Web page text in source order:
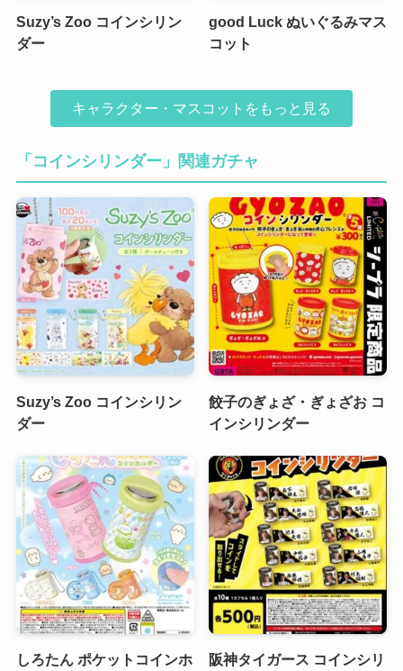
Suzy’s Zoo コインシリン
ダー
good Luck ぬいぐるみマス
コット
キャラクター・マスコットをもっと見る
「コインシリンダー」関連ガチャ
Suzy’s Zoo コインシリン
ダー
餃子のぎょざ・ぎょざお コ
インシリンダー
しろたん ポケットコインホ
阪神タイガース コインシリ